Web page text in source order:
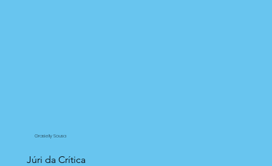
Grasielly Sousa
Júri da Crítica